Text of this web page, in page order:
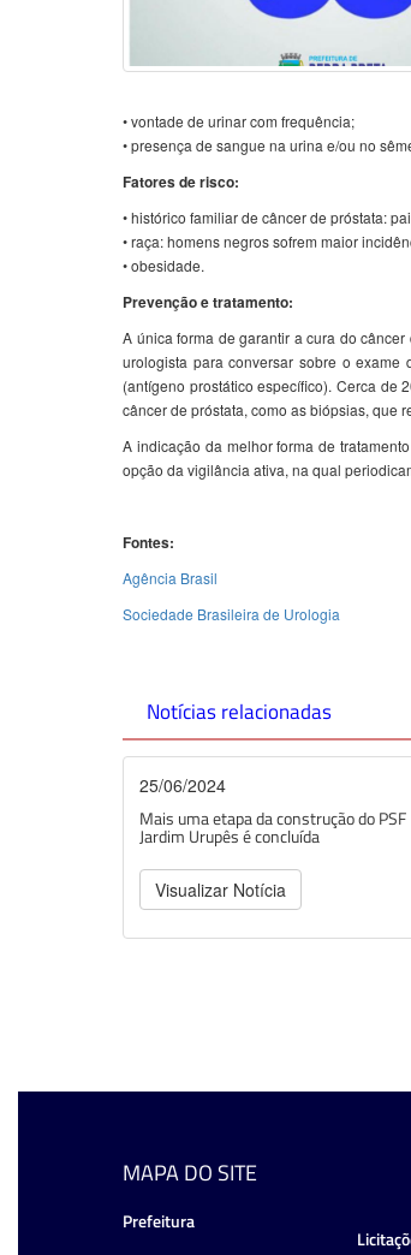
• vontade de urinar com frequência;
• presença de sangue na urina e/ou no
Fatores de risco:
• histórico familiar de câncer de próstata:
• raça: homens negros sofrem maior
• obesidade.
Prevenção e tratamento:
A única forma de garantir a cura do
urologista para conversar sobre o
(antígeno prostático específico). Cerca de
câncer de próstata, como as biópsias, que
A indicação da melhor forma de
opção da vigilância ativa, na qual
Fontes:
Agência Brasil
Sociedade Brasileira de Urologia
Notícias relacionadas
25/06/2024
Mais uma etapa da construção do PSF
Jardim Urupês é concluída
Visualizar Notícia
MAPA DO SITE
Prefeitura